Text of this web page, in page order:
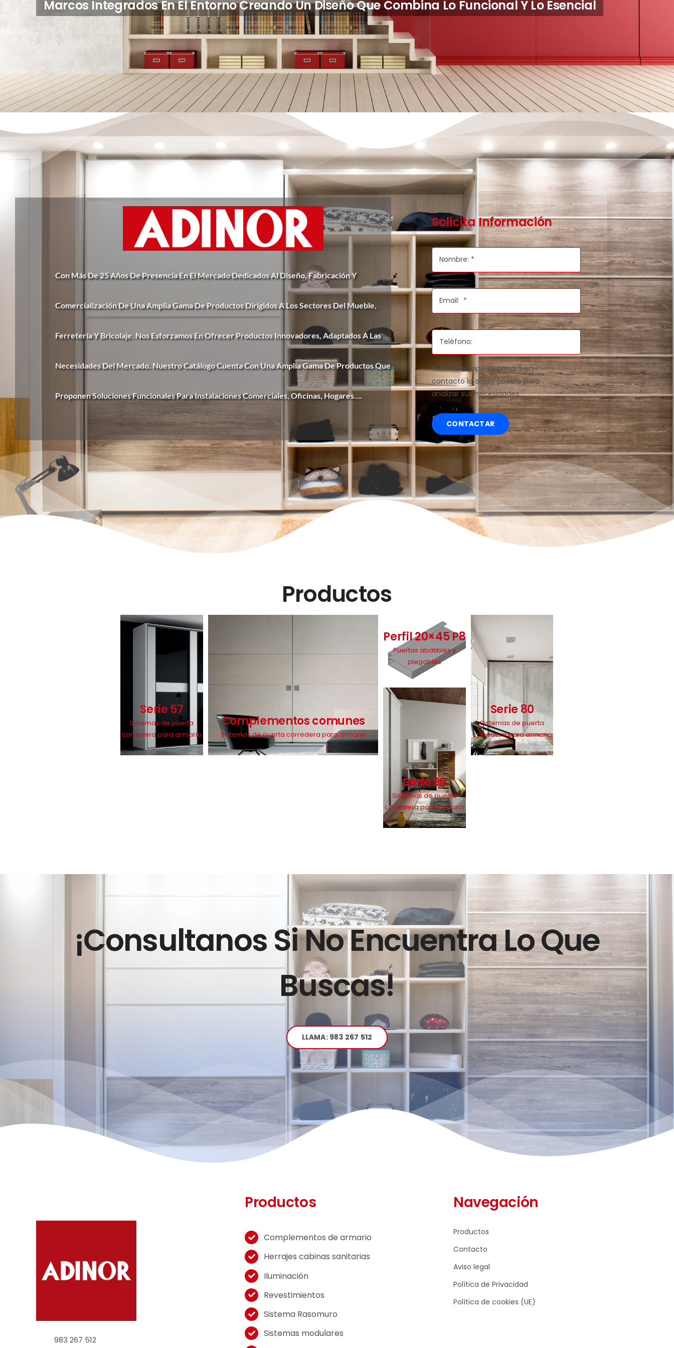
Puertas Colgantes Y Correderas, Soluciones Modulares Y Complementos
Con Más De 25 Años De Presencia En El Mercado Dedicados Al Diseño, Fabricación Y
Comercialización De Una Amplia Gama De Productos Dirigidos A Los Sectores Del Mueble,
Ferretería Y Bricolaje. Nos Esforzamos En Ofrecer Productos Innovadores, Adaptados A Las
Necesidades Del Mercado. Nuestro Catálogo Cuenta Con Una Amplia Gama De Productos Que
Proponen Soluciones Funcionales Para Instalaciones Comerciales, Oficinas, Hogares….
Solicita Información
Nuestro equipo se pondrá en
contacto lo antes posible para
analizar sus necesidades.
CONTACTAR
Productos
Serie 57
Sistemas de puerta
corredera para armario
Complementos comunes
Sistemas de puerta corredera para armario
Perfil 20×45 P8
Puertas abatibles y
plegables
Serie 80
Sistemas de puerta
corredera para armario
Serie 90
Sistemas de puerta
corredera para armario
¡Consultanos Si No Encuentra Lo Que
Buscas!
LLAMA: 983 267 512
983 267 512
Productos
Complementos de armario
Herrajes cabinas sanitarias
Iluminación
Revestimientos
Sistema Rasomuro
Sistemas modulares
Navegación
Productos
Contacto
Aviso legal
Política de Privacidad
Política de cookies (UE)